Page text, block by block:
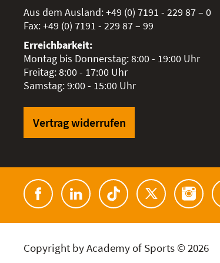
Aus dem Ausland:+49 (0) 7191 - 229 87 – 0
Fax:+49 (0) 7191 - 229 87 – 99
Erreichbarkeit:
Montag bis Donnerstag: 8:00 - 19:00 Uhr
Freitag: 8:00 - 17:00 Uhr
Samstag: 9:00 - 15:00 Uhr
Vertrag widerrufen
Copyright by Academy of Sports © 2026